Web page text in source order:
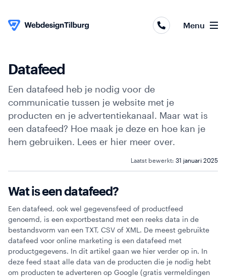
Skip to content
Menu
Websites
Online
marketing
Portfolio
ons
Contact
Blog
Webinars
Datafeed
Een datafeed heb je nodig voor de
communicatie tussen je website met je
producten en je advertentiekanaal. Maar wat is
een datafeed? Hoe maak je deze en hoe kan je
hem gebruiken. Lees er hier meer over.
Laatst bewerkt: 31 januari 2025
Wat is een datafeed?
Een datafeed, ook wel gegevensfeed of productfeed
genoemd, is een exportbestand met een reeks data in de
bestandsvorm van een TXT, CSV of XML. De meest gebruikte
datafeed voor online marketing is een datafeed met
productgegevens. In dit artikel gaan we hier verder op in. In
deze feed staat alle data van de producten die je nodig hebt
om producten te adverteren op Google (gratis vermeldingen